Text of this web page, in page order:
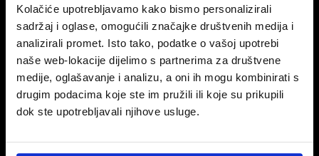
Kolačiće upotrebljavamo kako bismo personalizirali
sadržaj i oglase, omogućili značajke društvenih medija i
analizirali promet. Isto tako, podatke o vašoj upotrebi
naše web-lokacije dijelimo s partnerima za društvene
medije, oglašavanje i analizu, a oni ih mogu kombinirati s
drugim podacima koje ste im pružili ili koje su prikupili
dok ste upotrebljavali njihove usluge.
Članovima kluba vjernosti PEUGEOT ZAUVIJEK
nudimo besplatnu dijagnostiku akumulatora.
ISKORISTITE POGODNOST od 15% popusta na
svim Exide akumulatorima.Ne dopustite da vas
hladnoća zauastavi.